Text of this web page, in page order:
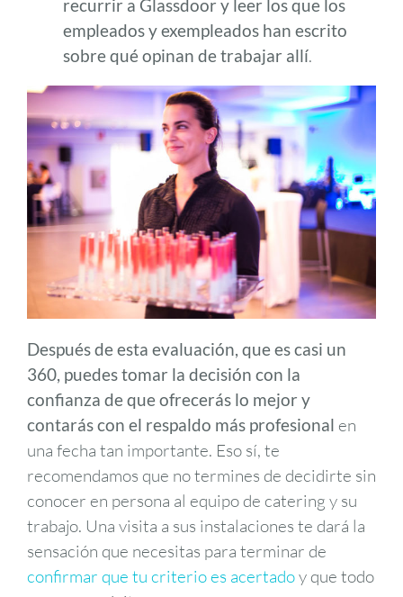
recurrir a Glassdoor y leer los que los
empleados y exempleados han escrito
sobre qué opinan de trabajar allí.
Después de esta evaluación, que es casi un
360, puedes tomar la decisión con la
confianza de que ofrecerás lo mejor y
contarás con el respaldo más profesional en
una fecha tan importante. Eso sí, te
recomendamos que no termines de decidirte sin
conocer en persona al equipo de catering y su
trabajo. Una visita a sus instalaciones te dará la
sensación que necesitas para terminar de
confirmar que tu criterio es acertadoy que todo